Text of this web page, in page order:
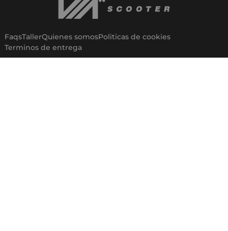
FaqsTallerQuienes somosPoliticas de cookies
Terminos de entrega